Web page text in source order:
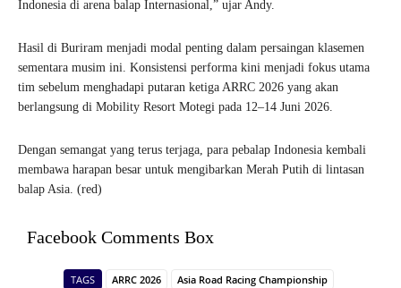
Indonesia di arena balap Internasional,” ujar Andy.
Hasil di Buriram menjadi modal penting dalam persaingan klasemen
sementara musim ini. Konsistensi performa kini menjadi fokus utama
tim sebelum menghadapi putaran ketiga ARRC 2026 yang akan
berlangsung di Mobility Resort Motegi pada 12–14 Juni 2026.
Dengan semangat yang terus terjaga, para pebalap Indonesia kembali
membawa harapan besar untuk mengibarkan Merah Putih di lintasan
balap Asia. (red)
Facebook Comments Box
TAGS ARRC 2026
Asia Road Racing Championship